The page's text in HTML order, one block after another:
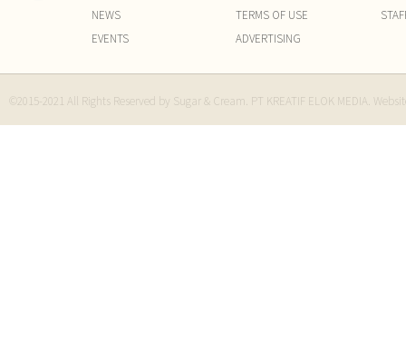
NEWS
EVENTS
TERMS OF USE
ADVERTISING
©2015-2021 All Rights Reserved by Sugar & Cream. PT KREATIF ELOK MEDIA.